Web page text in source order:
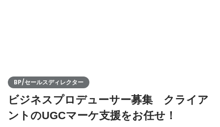
BP/セールスディレクター
ビジネスプロデューサー募集 クライア
ントのUGCマーケ支援をお任せ！